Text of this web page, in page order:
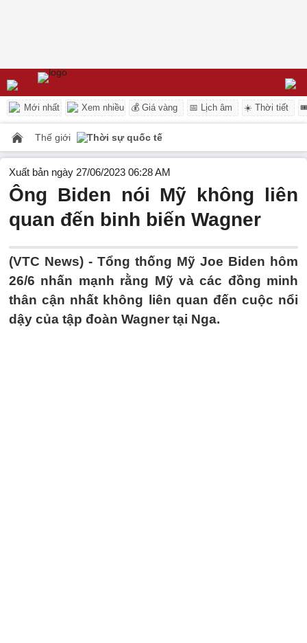
Mới nhất Xem nhiều 💰 Giá vàng 📅 Lịch âm ☀️ Thời tiết
Thế giới Thời sự quốc tế
Xuất bản ngày 27/06/2023 06:28 AM
Ông Biden nói Mỹ không liên
quan đến binh biến Wagner
(VTC News) - Tổng thống Mỹ Joe Biden hôm
26/6 nhấn mạnh rằng Mỹ và các đồng minh
thân cận nhất không liên quan đến cuộc nổi
dậy của tập đoàn Wagner tại Nga.